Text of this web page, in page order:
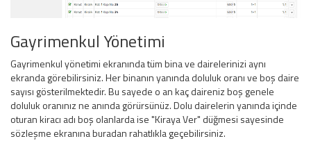
Gayrimenkul Yönetimi
Gayrimenkul yönetimi ekranında tüm bina ve dairelerinizi aynı
ekranda görebilirsiniz. Her binanın yanında doluluk oranı ve boş daire
sayısı gösterilmektedir. Bu sayede o an kaç daireniz boş genele
doluluk oranınız ne anında görürsünüz. Dolu dairelerin yanında içinde
oturan kiracı adı boş olanlarda ise "Kiraya Ver" düğmesi sayesinde
sözleşme ekranına buradan rahatlıkla geçebilirsiniz.